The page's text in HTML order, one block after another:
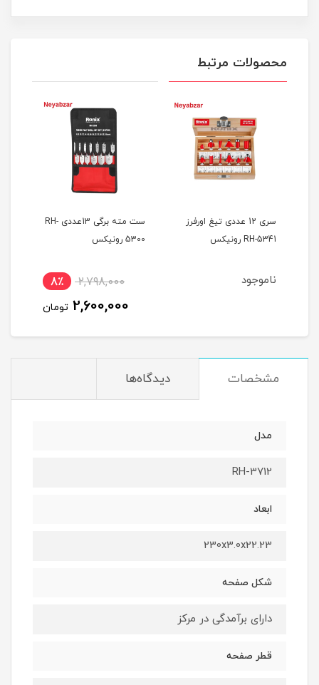
محصولات مرتبط
سری 12 عددی تیغ اورفرز
RH-5341 رونیکس
ناموجود
ست مته برگی 13عددی RH-
5300 رونیکس
2,798,000 8٪
2,600,000 تومان
مشخصات دیدگاه‌ها
مدل
RH-3712
ابعاد
230x3.0x22.23
شکل صفحه
دارای برآمدگی در مرکز
قطر صفحه